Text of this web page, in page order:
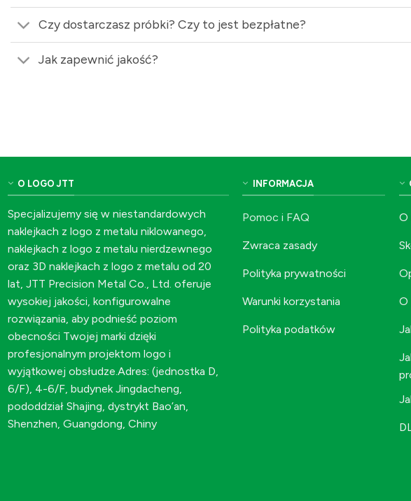
Czy dostarczasz próbki? Czy to jest bezpłatne?
Jak zapewnić jakość?
O LOGO JTT
Specjalizujemy się w niestandardowych
naklejkach z logo z metalu niklowanego,
naklejkach z logo z metalu nierdzewnego
oraz 3D naklejkach z logo z metalu od 20
lat, JTT Precision Metal Co., Ltd. oferuje
wysokiej jakości, konfigurowalne
rozwiązania, aby podnieść poziom
obecności Twojej marki dzięki
profesjonalnym projektom logo i
wyjątkowej obsłudze.Adres: (jednostka D,
6/F), 4-6/F, budynek Jingdacheng,
pododdział Shajing, dystrykt Bao’an,
Shenzhen, Guangdong, Chiny
INFORMACJA
Pomoc i FAQ
Zwraca zasady
Polityka prywatności
Warunki korzystania
Polityka podatków
O
O